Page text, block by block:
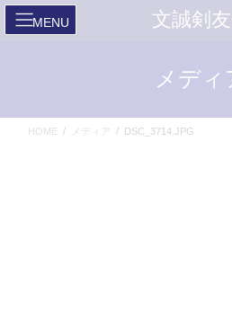
コ
ス
ナ
ン
文誠剣
メディ
HOME メディア DSC_3714.JPG